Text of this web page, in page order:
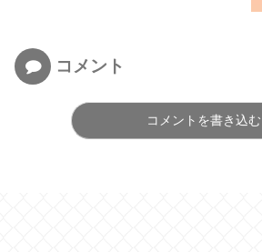
コメント
コメントを書き込む